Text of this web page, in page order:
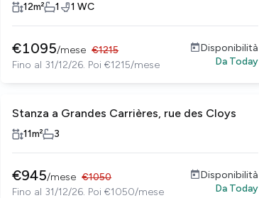
12m² 1 1 WC
€1095/mese €1215
Fino al 31/12/26. Poi €1215/mese
Disponibilità
Da Today
Stanza a Grandes Carrières, rue des Cloys
11m² 3
€945/mese €1050
Fino al 31/12/26. Poi €1050/mese
Disponibilità
Da Today